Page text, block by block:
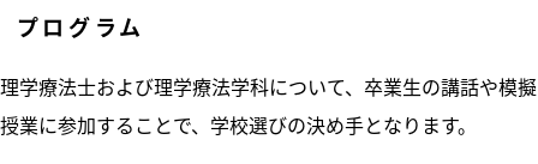
プログラム
理学療法士および理学療法学科について、卒業生の講話や模擬
授業に参加することで、学校選びの決め手となります。